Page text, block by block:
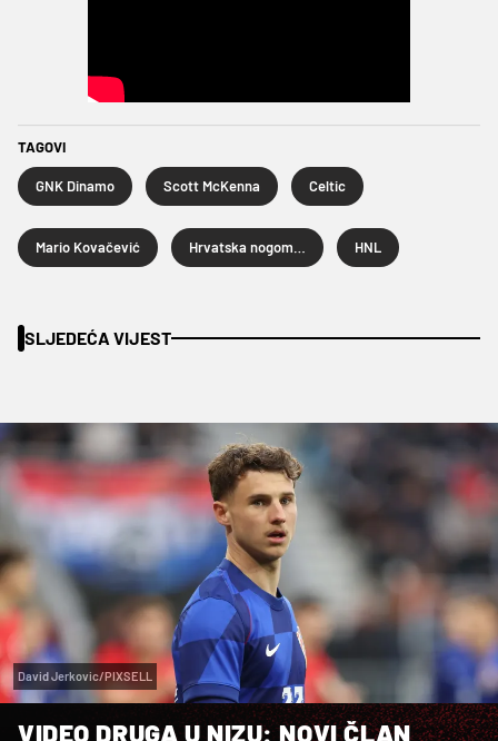
TAGOVI
GNK Dinamo Scott McKenna Celtic
Mario Kovačević HNL
SLJEDEĆA VIJEST
David Jerkovic/PIXSELL
VIDEO DRUGA U NIZU: NOVI ČLAN